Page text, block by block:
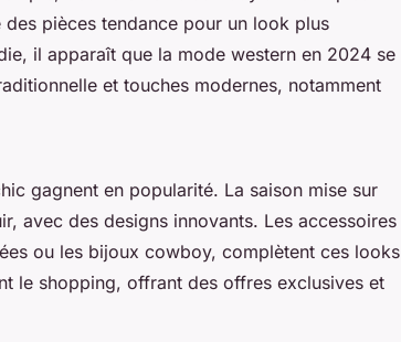
des pièces tendance pour un look plus
il apparaît que la mode western en 2024 se
et touches modernes, notamment
gagnent en popularité. La saison mise sur
avec des designs innovants. Les accessoires
ou les bijoux cowboy, complètent ces looks
le shopping, offrant des offres exclusives et